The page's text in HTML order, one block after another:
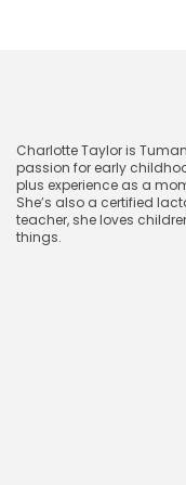
Charlotte Taylor is
passion for early
plus experience as a
She’s also a certified
teacher, she loves
things.